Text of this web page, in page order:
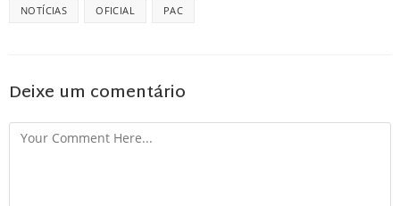
NOTÍCIAS OFICIAL PAC
Deixe um comentário